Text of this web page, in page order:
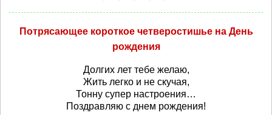
Потрясающее короткое четверостишье на День
рождения
Долгих лет тебе желаю,
Жить легко и не скучая,
Тонну супер настроения…
Поздравляю с днем рождения!